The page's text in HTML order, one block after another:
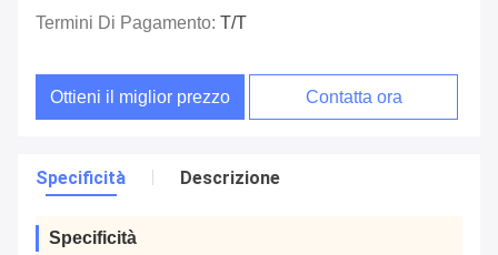
Termini Di Pagamento: T/T
Ottieni il miglior prezzo Contatta ora
Specificità Descrizione
Specificità